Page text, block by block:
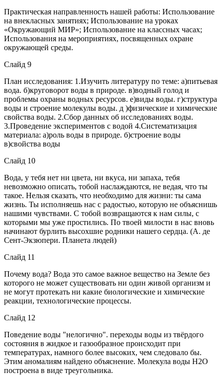
Практическая направленность нашей работы: Использование
на внекласных занятиях; Использование на уроках
«Окружающий МИР»; Использование на классных часах;
Использования на мероприятиях, посвященных охране
окружающей среды.
Слайд 9
План исследования: 1.Изучить литературу по теме: а)питьевая
вода. б)круговорот воды в природе. в)водный голод и
проблемы охраны водных ресурсов. е)виды воды. г)структура
воды и строение молекулы воды. д )физические и химические
свойства воды. 2.Сбор данных об исследованиях воды.
3.Проведение экспериментов с водой 4.Систематизация
материала: а)роль воды в природе. б)строение воды
в)свойства воды
Слайд 10
Вода, у тебя нет ни цвета, ни вкуса, ни запаха, тебя
невозможно описать, тобой наслаждаются, не ведая, что ты
такое. Нельзя сказать, что необходимо для жизни: ты сама
жизнь. Ты исполняешь нас с радостью, которую не объяснишь
нашими чувствами. С тобой возвращаются к нам силы, с
которыми мы уже простились. По твоей милости в нас вновь
начинают бурлить высохшие родники нашего сердца. (А. де
Сент-Экзюпери. Планета людей)
Слайд 11
Почему вода? Вода это самое важное вещество на Земле без
которого не может существовать ни один живой организм и
не могут протекать ни какие биологические и химические
реакции, технологические процессы.
Слайд 12
Поведение воды "нелогично". переходы воды из твёрдого
состояния в жидкое и газообразное происходит при
температурах, намного более высоких, чем следовало бы.
Этим аномалиям найдено объяснение. Молекула воды H2О
построена в виде треугольника.